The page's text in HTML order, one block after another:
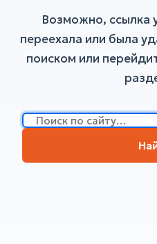
Возможно, ссылка
переехала или была
поиском или